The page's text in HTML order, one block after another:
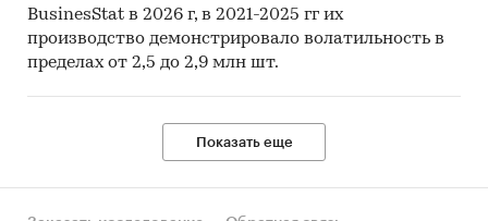
BusinesStat в 2026 г, в 2021-2025 гг их
производство демонстрировало волатильность в
пределах от 2,5 до 2,9 млн шт.
Показать еще